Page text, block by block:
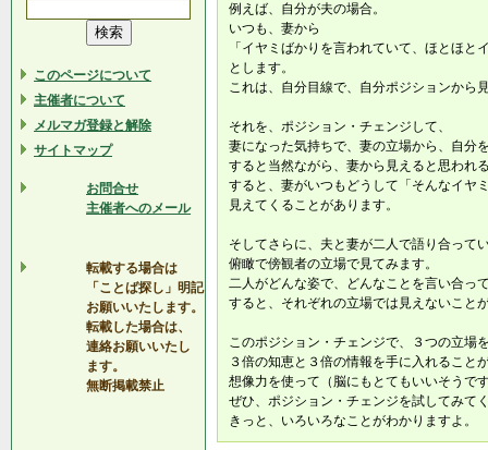
このページについて
主催者について
メルマガ登録と解除
サイトマップ
お問合せ
主催者へのメール
転載する場合は
「ことば探し」明記
お願いいたします。
転載した場合は、
連絡お願いいたし
ます。
無断掲載禁止
例えば、自分が夫の場合。
いつも、妻から
「イヤミばかりを言われていて、ほとほと
とします。
これは、自分目線で、自分ポジションから
それを、ポジション・チェンジして、
妻になった気持ちで、妻の立場から、自分
すると当然ながら、妻から見えると思われ
すると、妻がいつもどうして「そんなイヤ
見えてくることがあります。
そしてさらに、夫と妻が二人で語り合って
俯瞰で傍観者の立場で見てみます。
二人がどんな姿で、どんなことを言い合っ
すると、それぞれの立場では見えないこと
このポジション・チェンジで、３つの立場
３倍の知恵と３倍の情報を手に入れること
想像力を使って（脳にもとてもいいそうで
ぜひ、ポジション・チェンジを試してみて
きっと、いろいろなことがわかりますよ。